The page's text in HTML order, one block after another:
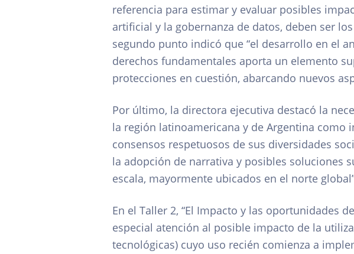
referencia para estimar y evaluar posibles
artificial y la gobernanza de datos, deben ser
segundo punto indicó que “el desarrollo en el
derechos fundamentales aporta un elemento
protecciones en cuestión, abarcando nuevos
Por último, la directora ejecutiva destacó la
la región latinoamericana y de Argentina como
consensos respetuosos de sus diversidades
la adopción de narrativa y posibles soluciones
escala, mayormente ubicados en el norte
En el Taller 2, “El Impacto y las oportunidades
especial atención al posible impacto de la
tecnológicas) cuyo uso recién comienza a